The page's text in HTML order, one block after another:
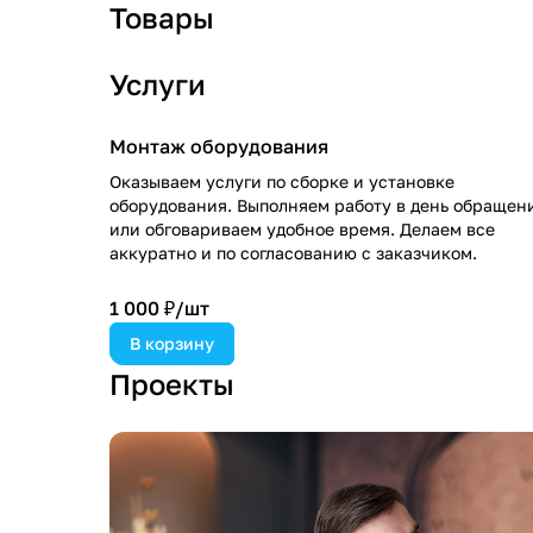
Товары
Услуги
Монтаж оборудования
Оказываем услуги по сборке и установке
оборудования. Выполняем работу в день
или обговариваем удобное время. Делаем все
аккуратно и по согласованию с заказчиком.
1 000 ₽/шт
В корзину
Проекты